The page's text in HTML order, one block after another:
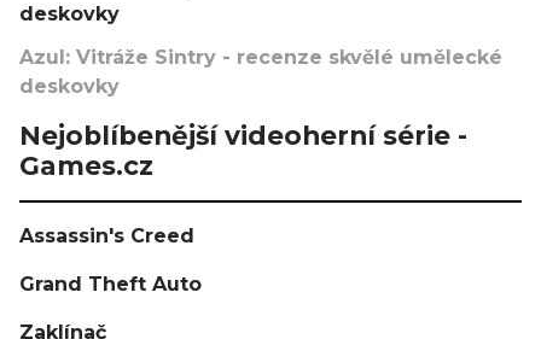
deskovky
Azul: Vitráže Sintry - recenze skvělé umělecké
deskovky
Nejoblíbenější videoherní série -
Games.cz
Assassin's Creed
Grand Theft Auto
Zaklínač